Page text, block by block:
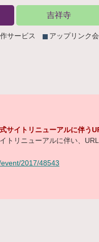
吉祥寺
サービス アップリンク
サイトリニューアルに伴う
トリニューアルに伴い、
2017/48543